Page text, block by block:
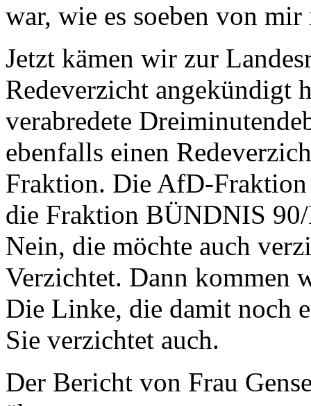
war, wie es soeben von
Jetzt kämen wir zur
Redeverzicht angekündigt
verabredete
ebenfalls einen
Fraktion. Die AfD-
die Fraktion BÜNDNIS
Nein, die möchte auch
Verzichtet. Dann kommen
Die Linke, die damit noch
Sie verzichtet auch.
Der Bericht von Frau